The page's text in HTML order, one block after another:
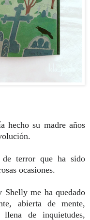
hecho su madre años
de terror que ha sido
ocasiones.
Shelly me ha quedado
abierta de mente,
de inquietudes,